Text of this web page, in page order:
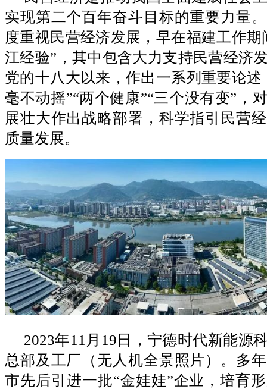
实现第二个百年奋斗目标的重要力量
度重视民营经济发展，早在福建工作期
江经验”，其中包含大力支持民营经济
党的十八大以来，作出一系列重要论述
毫不动摇”“两个健康”“三个没有变”，
展壮大作出战略部署，科学指引民营
质量发展。
2023年11月19日，宁德时代新能源
总部及工厂（无人机全景照片）。多
市先后引进一批“金娃娃”企业，培育